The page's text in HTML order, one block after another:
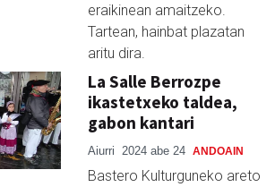
eraikinean amaitzeko.
Tartean, hainbat plazatan
aritu dira.
La Salle Berrozpe
ikastetxeko taldea,
gabon kantari
Aiurri 2024 abe 24 ANDOAIN
Bastero Kulturguneko areto